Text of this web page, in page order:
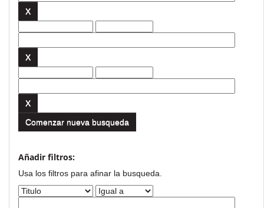
Comenzar nueva busqueda
Añadir filtros:
Usa los filtros para afinar la busqueda.